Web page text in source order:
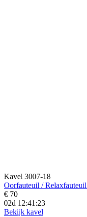
Kavel 3007-18
Oorfauteuil /
€ 70
02d 12:41:21
Bekijk kavel